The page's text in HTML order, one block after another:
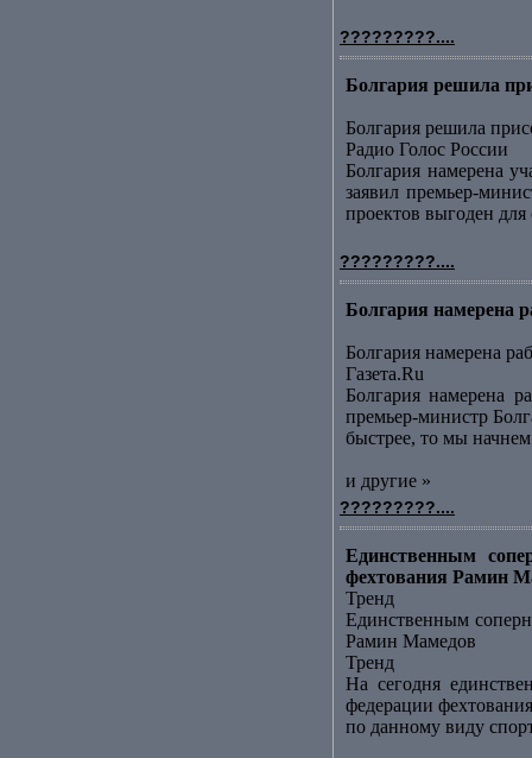
?????????....
Болгария решила
Болгария решила
Радио Голос России
Болгария намерена
заявил премьер-
проектов выгоден
?????????....
Болгария намерена
Болгария намерена
Газета.Ru
Болгария намерена
премьер-министр
быстрее, то мы
и другие »
?????????....
Единственным
фехтования Рамин
Тренд
Единственным
Рамин Мамедов
Тренд
На сегодня
федерации
по данному виду